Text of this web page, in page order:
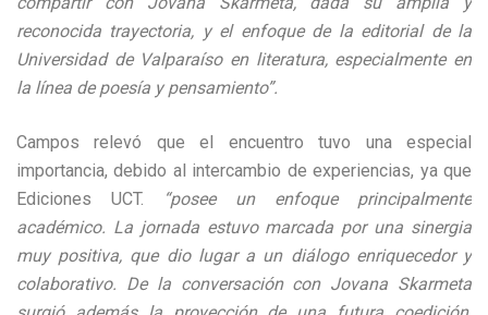
reconocida trayectoria, y el enfoque de la editorial de la
Universidad de Valparaíso en literatura, especialmente en
la línea de poesía y pensamiento”.
Campos relevó que el encuentro tuvo una especial
importancia, debido al intercambio de experiencias, ya que
Ediciones UCT.
“posee un enfoque principalmente
académico. La jornada estuvo marcada por una sinergia
muy positiva, que dio lugar a un diálogo enriquecedor y
colaborativo. De la conversación con Jovana Skarmeta